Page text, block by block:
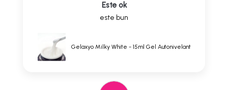
Este ok
este bun
Gelaxyo Milky White - 15ml Gel Autonivelant